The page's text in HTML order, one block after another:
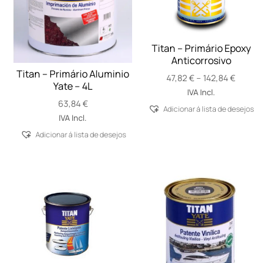
Titan – Primário Aluminio
Yate – 4L
63,84€
IVA Incl.
Adicionar á lista de desejos
Titan – Primário Epoxy
Anticorrosivo
47,82€ – 142,84€Price
through
IVA Incl.
Adicionar á lista de desejos